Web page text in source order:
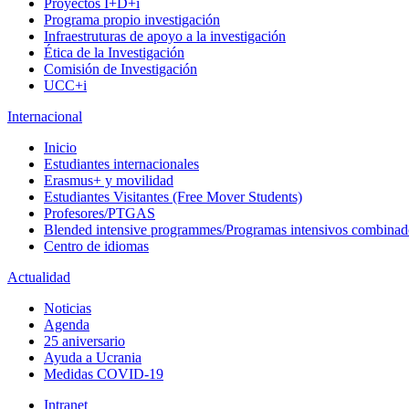
Proyectos I+D+i
Programa propio investigación
Infraestruturas de apoyo a la investigación
Ética de la Investigación
Comisión de Investigación
UCC+i
Internacional
Inicio
Estudiantes internacionales
Erasmus+ y movilidad
Estudiantes Visitantes (Free Mover Students)
Profesores/PTGAS
Blended intensive programmes/Programas intensivos
Centro de idiomas
Actualidad
Noticias
Agenda
25 aniversario
Ayuda a Ucrania
Medidas COVID-19
Intranet